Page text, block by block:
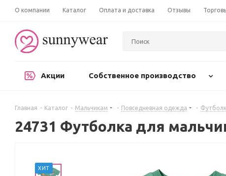
О компании Каталог Оплата и доставка Отзывы
Акции Собственное производство
Главная - Каталог - Мальчикам - Повседневная одежда -
24731 Футболка для
ХИТ